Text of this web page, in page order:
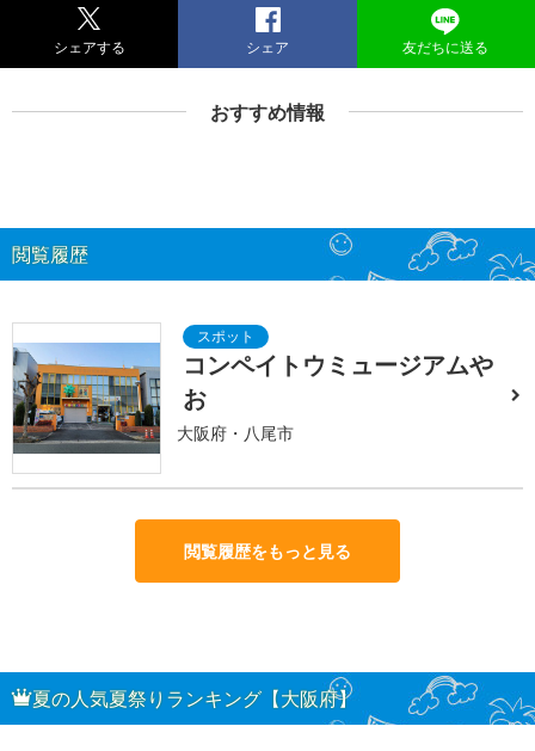
シェアする シェア 友だちに送る
おすすめ情報
閲覧履歴
コンペイトウミュージアムや
お
大阪府・八尾市
閲覧履歴をもっと見る
夏の人気夏祭りランキング【大阪府】